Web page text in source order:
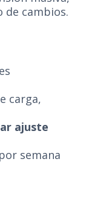
de cambios.
carga,
ajuste
semana